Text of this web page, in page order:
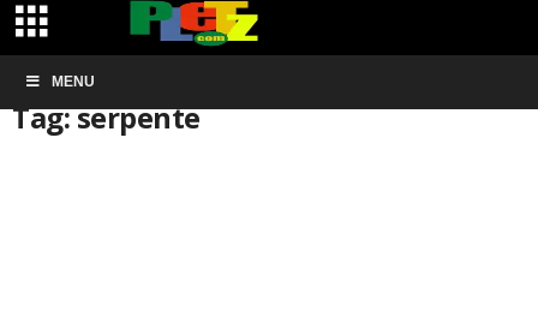
MENU
Início Tags
Tag: serpente